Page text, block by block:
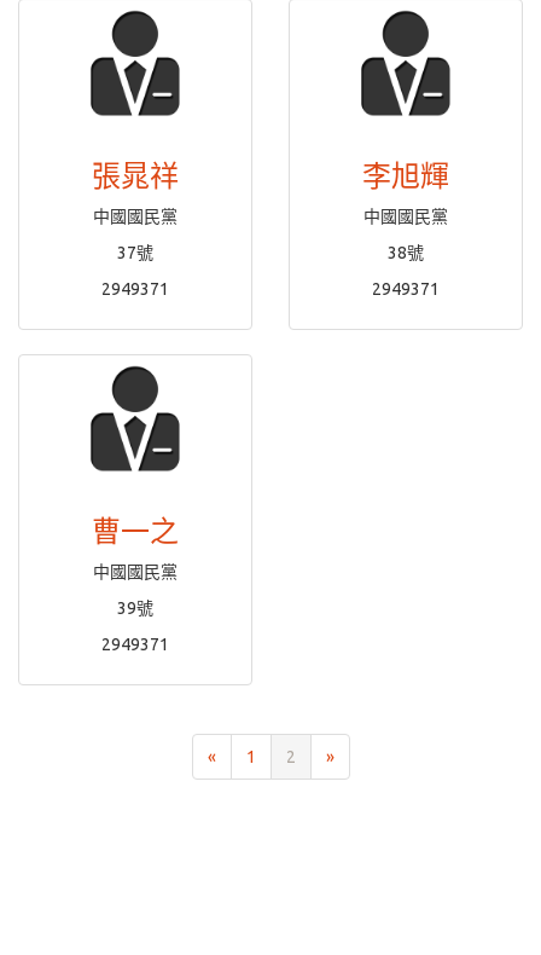
張晁祥
中國國民黨
37號
2949371
李旭輝
中國國民黨
38號
2949371
曹一之
中國國民黨
39號
2949371
« 1 2 »